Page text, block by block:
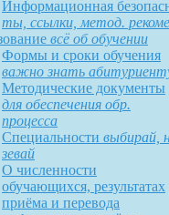
Информационная
ты, ссылки, метод.
всё об обучении
Формы и сроки обучения
важно знать
Методические документы
для обеспечения обр.
процесса
Специальности выбирай,
зевай
О численности
обучающихся, результатах
приёма и перевода